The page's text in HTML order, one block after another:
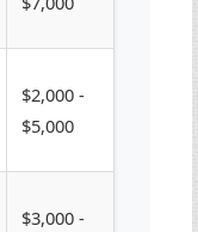
$2,000 -
$5,000
$3,000 -